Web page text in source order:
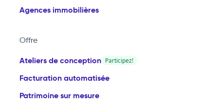
Agences immobilières
Offre
Ateliers de conception Participez!
Facturation automatisée
Patrimoine sur mesure